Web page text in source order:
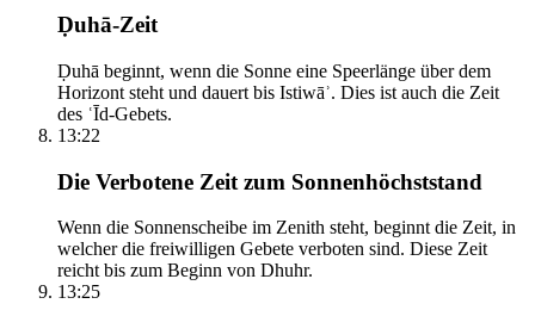
Ḍuhā-Zeit
Ḍuhā beginnt, wenn die Sonne eine Speerlänge über dem
Horizont steht und dauert bis Istiwāʾ. Dies ist auch die Zeit
des ʿĪd-Gebets.
13:22
Die Verbotene Zeit zum Sonnenhöchststand
Wenn die Sonnenscheibe im Zenith steht, beginnt die Zeit, in
welcher die freiwilligen Gebete verboten sind. Diese Zeit
reicht bis zum Beginn von Dhuhr.
13:25